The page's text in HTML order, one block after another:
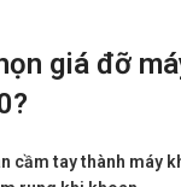
giá đỡ
cầm tay thành máy